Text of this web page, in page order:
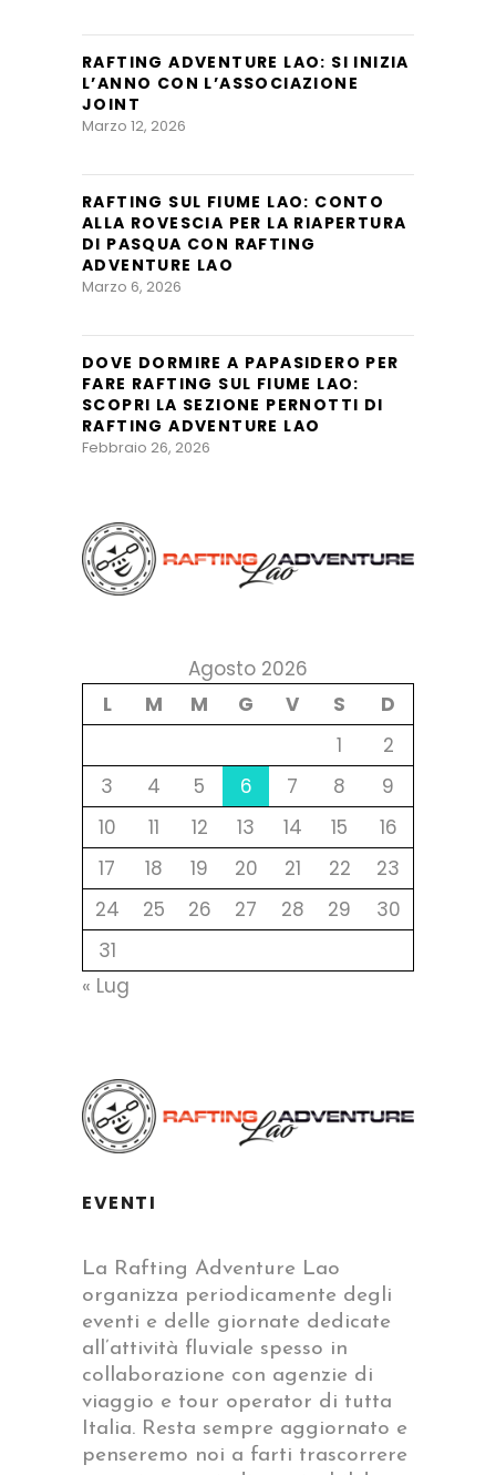
RAFTING ADVENTURE LAO: SI INIZIA
L’ANNO CON L’ASSOCIAZIONE
JOINT
Marzo 12, 2026
RAFTING SUL FIUME LAO: CONTO
ALLA ROVESCIA PER LA RIAPERTURA
DI PASQUA CON RAFTING
ADVENTURE LAO
Marzo 6, 2026
DOVE DORMIRE A PAPASIDERO PER
FARE RAFTING SUL FIUME LAO:
SCOPRI LA SEZIONE PERNOTTI DI
RAFTING ADVENTURE LAO
Febbraio 26, 2026
Agosto 2026
L
M M G V S
D
1
2
3
4 5 6 7 8
9
10
11 12 13 14 15
16
17
18 19 20 21 22
23
24
25 26 27 28 29
30
31
« Lug
EVENTI
La Rafting Adventure Lao
organizza periodicamente degli
eventi e delle giornate dedicate
all’attività fluviale spesso in
collaborazione con agenzie di
viaggio e tour operator di tutta
Italia. Resta sempre aggiornato e
penseremo noi a farti trascorrere